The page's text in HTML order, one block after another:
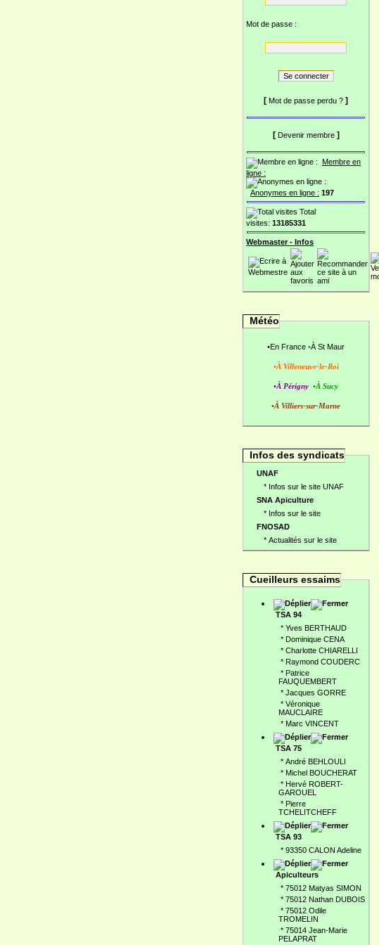
Mot de passe :
[ Mot de passe perdu ? ]
[ Devenir membre]
Membre en
ligne :
Anonymes en ligne : 197
Total
visites: 13185331
Webmaster - Infos
Météo
•En France •À St Maur
•À Villeneuve-le-Roi
•À Périgny •À Sucy
•À Villiers-sur-Marne
Infos des syndicats
UNAF
* Infos sur le site UNAF
SNA Apiculture
* Infos sur le site
FNOSAD
* Actualités sur le site
Cueilleurs essaims
TSA 94
* Yves BERTHAUD
* Dominique CENA
* Charlotte CHIARELLI
* Raymond COUDERC
* Patrice
FAUQUEMBERT
* Jacques GORRE
* Véronique
MAUCLAIRE
* Marc VINCENT
TSA 75
* André BEHLOULI
* Michel BOUCHERAT
* Hervé ROBERT-
GAROUEL
* Pierre
TCHELITCHEFF
TSA 93
* 93350 CALON Adeline
Apiculteurs
* 75012 Matyas SIMON
* 75012 Nathan DUBOIS
* 75012 Odile
TROMELIN
* 75014 Jean-Marie
PELAPRAT